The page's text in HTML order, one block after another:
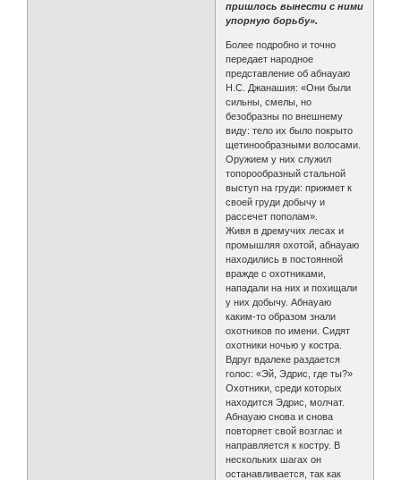
пришлось вынести с ними
упорную борьбу».
Более подробно и точно
передает народное
представление об абнауаю
Н.С. Джанашия: «Они были
сильны, смелы, но
безобразны по внешнему
виду: тело их было покрыто
щетинообразными волосами.
Оружием у них служил
топорообразный стальной
выступ на груди: прижмет к
своей груди добычу и
рассечет пополам».
Живя в дремучих лесах и
промышляя охотой, абнауаю
находились в постоянной
вражде с охотниками,
нападали на них и похищали
у них добычу. Абнауаю
каким-то образом знали
охотников по имени. Сидят
охотники ночью у костра.
Вдруг вдалеке раздается
голос: «Эй, Эдрис, где ты?»
Охотники, среди которых
находится Эдрис, молчат.
Абнауаю снова и снова
повторяет свой возглас и
направляется к костру. В
нескольких шагах он
останавливается, так как